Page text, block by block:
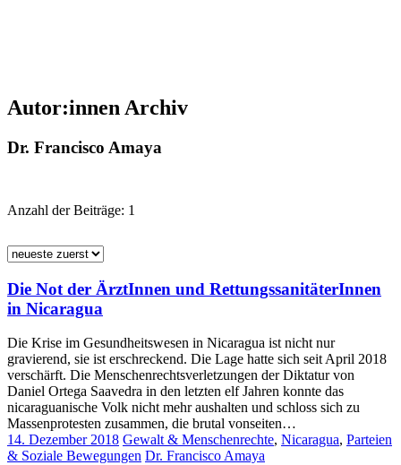
Autor:innen Archiv
Dr. Francisco Amaya
Anzahl der Beiträge: 1
Die Not der ÄrztInnen und RettungssanitäterInnen
in Nicaragua
Die Krise im Gesundheitswesen in Nicaragua ist nicht nur
gravierend, sie ist erschreckend. Die Lage hatte sich seit April 2018
verschärft. Die Menschenrechtsverletzungen der Diktatur von
Daniel Ortega Saavedra in den letzten elf Jahren konnte das
nicaraguanische Volk nicht mehr aushalten und schloss sich zu
Massenprotesten zusammen, die brutal vonseiten…
14. Dezember 2018 Gewalt & Menschenrechte, Nicaragua, Parteien
& Soziale Bewegungen Dr. Francisco Amaya